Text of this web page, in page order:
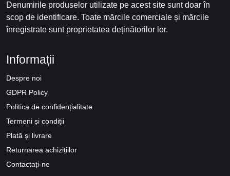
Denumirile produselor utilizate pe acest site sunt doar în
scop de identificare. Toate mărcile comerciale și mărcile
înregistrate sunt proprietatea deținătorilor lor.
Informații
Despre noi
GDPR Policy
Politica de confidențialitate
Termeni și condiții
Plată și livrare
Returnarea achizițiilor
Contactați-ne